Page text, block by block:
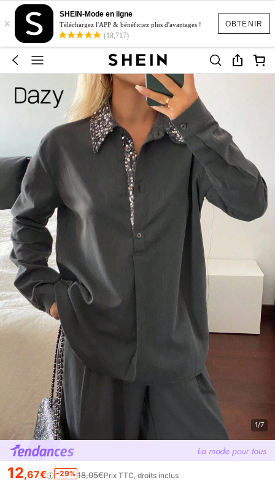
OBTENIR
×
SHEIN-Mode en ligne
Téléchargez l'APP & bénéficiez plus d'avantages !
(18,717)
1/7
12,67€ -29% 18,05€Prix TTC, droits inclus